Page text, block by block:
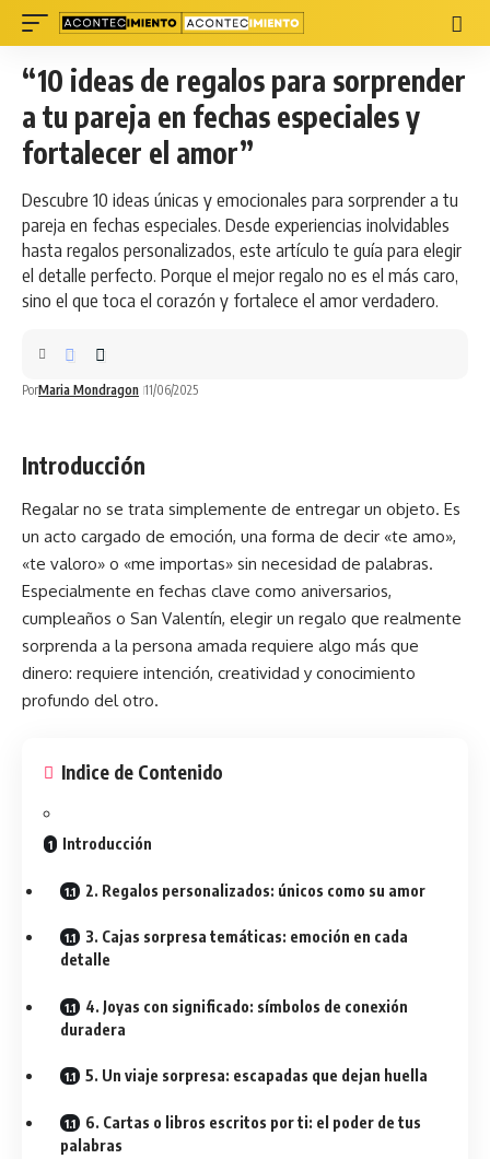
“10 ideas de regalos para sorprender
a tu pareja en fechas especiales y
fortalecer el amor”
Descubre 10 ideas únicas y emocionales para sorprender a tu
pareja en fechas especiales. Desde experiencias inolvidables
hasta regalos personalizados, este artículo te guía para elegir
el detalle perfecto. Porque el mejor regalo no es el más caro,
sino el que toca el corazón y fortalece el amor verdadero.
PorMaria Mondragon 11/06/2025
Introducción
Regalar no se trata simplemente de entregar un objeto. Es
un acto cargado de emoción, una forma de decir «te amo»,
«te valoro» o «me importas» sin necesidad de palabras.
Especialmente en fechas clave como aniversarios,
cumpleaños o San Valentín, elegir un regalo que realmente
sorprenda a la persona amada requiere algo más que
dinero: requiere intención, creatividad y conocimiento
profundo del otro.
Indice de Contenido
Introducción
2. Regalos personalizados: únicos como su amor
3. Cajas sorpresa temáticas: emoción en cada
detalle
4. Joyas con significado: símbolos de conexión
duradera
5. Un viaje sorpresa: escapadas que dejan huella
6. Cartas o libros escritos por ti: el poder de tus
palabras